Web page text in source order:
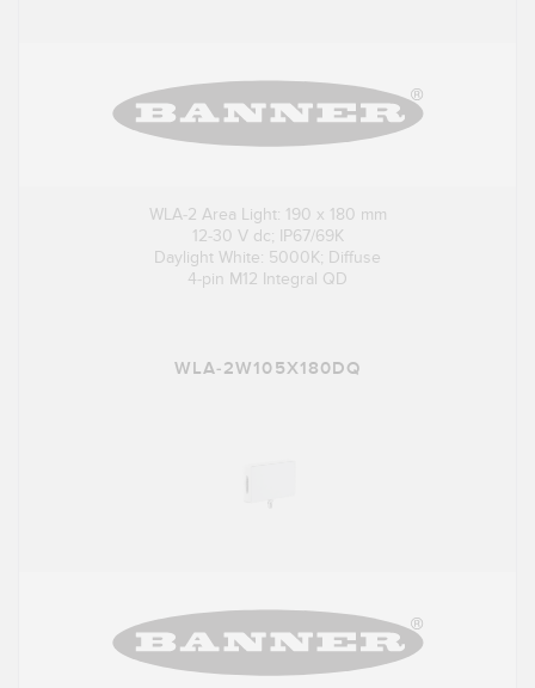
WLA-2 Area Light: 190 x 180 mm
12-30 V dc; IP67/69K
Daylight White: 5000K; Diffuse
4-pin M12 Integral QD
WLA-2W105X180DQ